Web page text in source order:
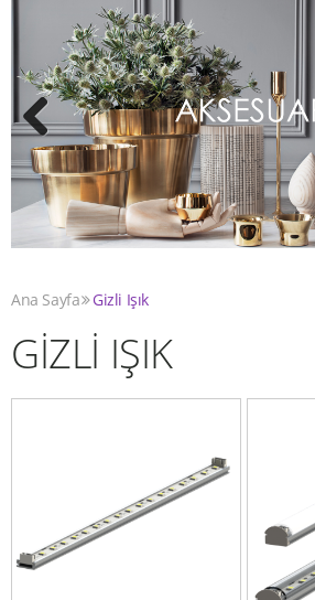
Previous
Ana Sayfa Gizli Işık
GİZLİ IŞIK